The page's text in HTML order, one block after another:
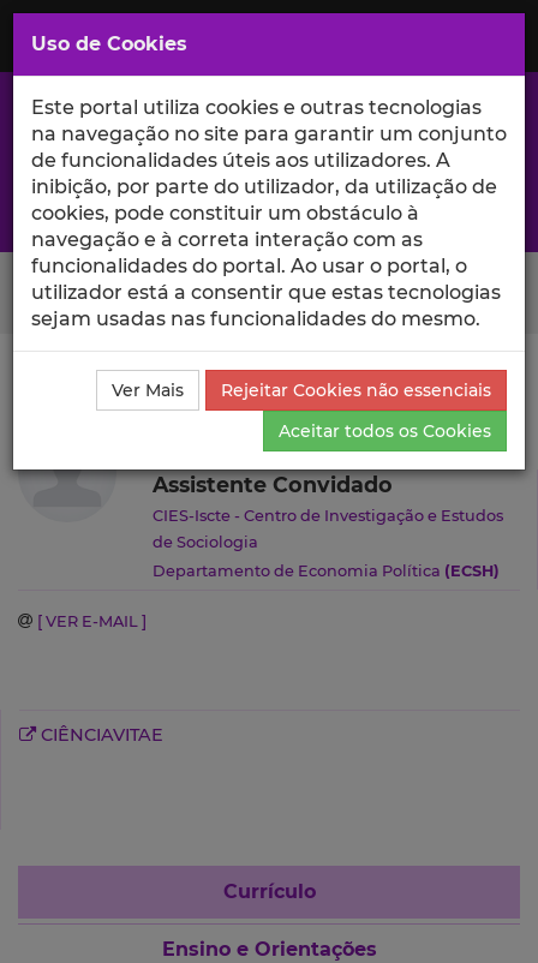
Saltar
para
Conteúdo
Principal
A excelência da investigação e ciência no Iscte
Search Button
Ciência_Iscte Autores João Loureiro Currículo
João Loureiro
Assistente Convidado
CIES-Iscte - Centro de Investigação e Estudos
de Sociologia
Departamento de Economia Política (ECSH)
[ VER E-MAIL ]
CIÊNCIAVITAE
Currículo
Ensino e Orientações
Uso de Cookies
Este portal utiliza cookies e outras tecnologias
na navegação no site para garantir um conjunto
de funcionalidades úteis aos utilizadores. A
inibição, por parte do utilizador, da utilização de
cookies, pode constituir um obstáculo à
navegação e à correta interação com as
funcionalidades do portal. Ao usar o portal, o
utilizador está a consentir que estas tecnologias
sejam usadas nas funcionalidades do mesmo.
Ver Mais
Rejeitar Cookies não essenciais
Aceitar todos os Cookies